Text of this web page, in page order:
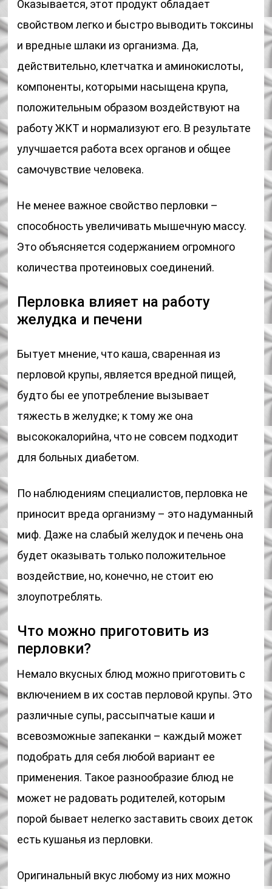
Оказывается, этот продукт обладает
свойством легко и быстро выводить токсины
и вредные шлаки из организма. Да,
действительно, клетчатка и аминокислоты,
компоненты, которыми насыщена крупа,
положительным образом воздействуют на
работу ЖКТ и нормализуют его. В результате
улучшается работа всех органов и общее
самочувствие человека.
Не менее важное свойство перловки –
способность увеличивать мышечную массу.
Это объясняется содержанием огромного
количества протеиновых соединений.
Перловка влияет на работу
желудка и печени
Бытует мнение, что каша, сваренная из
перловой крупы, является вредной пищей,
будто бы ее употребление вызывает
тяжесть в желудке; к тому же она
высококалорийна, что не совсем подходит
для больных диабетом.
По наблюдениям специалистов, перловка не
приносит вреда организму – это надуманный
миф. Даже на слабый желудок и печень она
будет оказывать только положительное
воздействие, но, конечно, не стоит ею
злоупотреблять.
Что можно приготовить из
перловки?
Немало вкусных блюд можно приготовить с
включением в их состав перловой крупы. Это
различные супы, рассыпчатые каши и
всевозможные запеканки – каждый может
подобрать для себя любой вариант ее
применения. Такое разнообразие блюд не
может не радовать родителей, которым
порой бывает нелегко заставить своих деток
есть кушанья из перловки.
Оригинальный вкус любому из них можно